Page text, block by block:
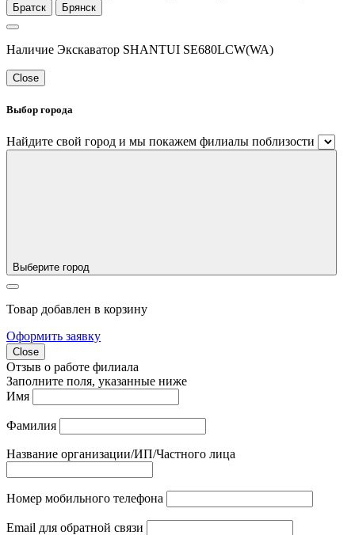
Братск
Брянск
Наличие Экскаватор SHANTUI SE680LCW(WA)
Close
Выбор города
Найдите свой город и мы покажем филиалы поблизости
Выберите город
Товар добавлен в корзину
Оформить заявку
Close
Отзыв о работе филиала
Заполните поля, указанные ниже
Имя
Фамилия
Название организации/ИП/Частного лица
Номер мобильного телефона
Email для обратной связи